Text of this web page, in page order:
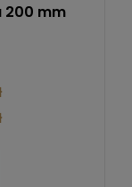
200 mm